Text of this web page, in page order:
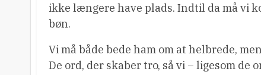
ikke længere have plads. Indtil da må vi
bøn.
Vi må både bede ham om at helbrede,
De ord, der skaber tro, så vi – ligesom de